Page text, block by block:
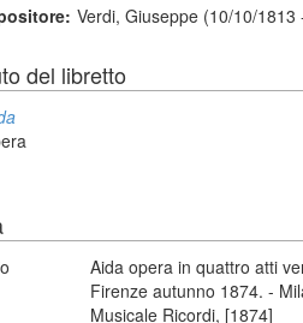
Verdi, Giuseppe (10/10/
del libretto
Aida opera in quattro atti
Firenze autunno 1874. -
Musicale Ricordi, [1874]